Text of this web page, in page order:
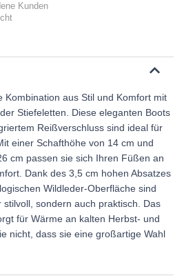
Kunden
Kombination aus Stil und Komfort mit
Stiefeletten. Diese eleganten Boots
Reißverschluss sind ideal für
einer Schafthöhe von 14 cm und
cm passen sie sich Ihren Füßen an
Dank des 3,5 cm hohen Absatzes
Wildleder-Oberfläche sind
sondern auch praktisch. Das
für Wärme an kalten Herbst- und
nicht, dass sie eine großartige Wahl